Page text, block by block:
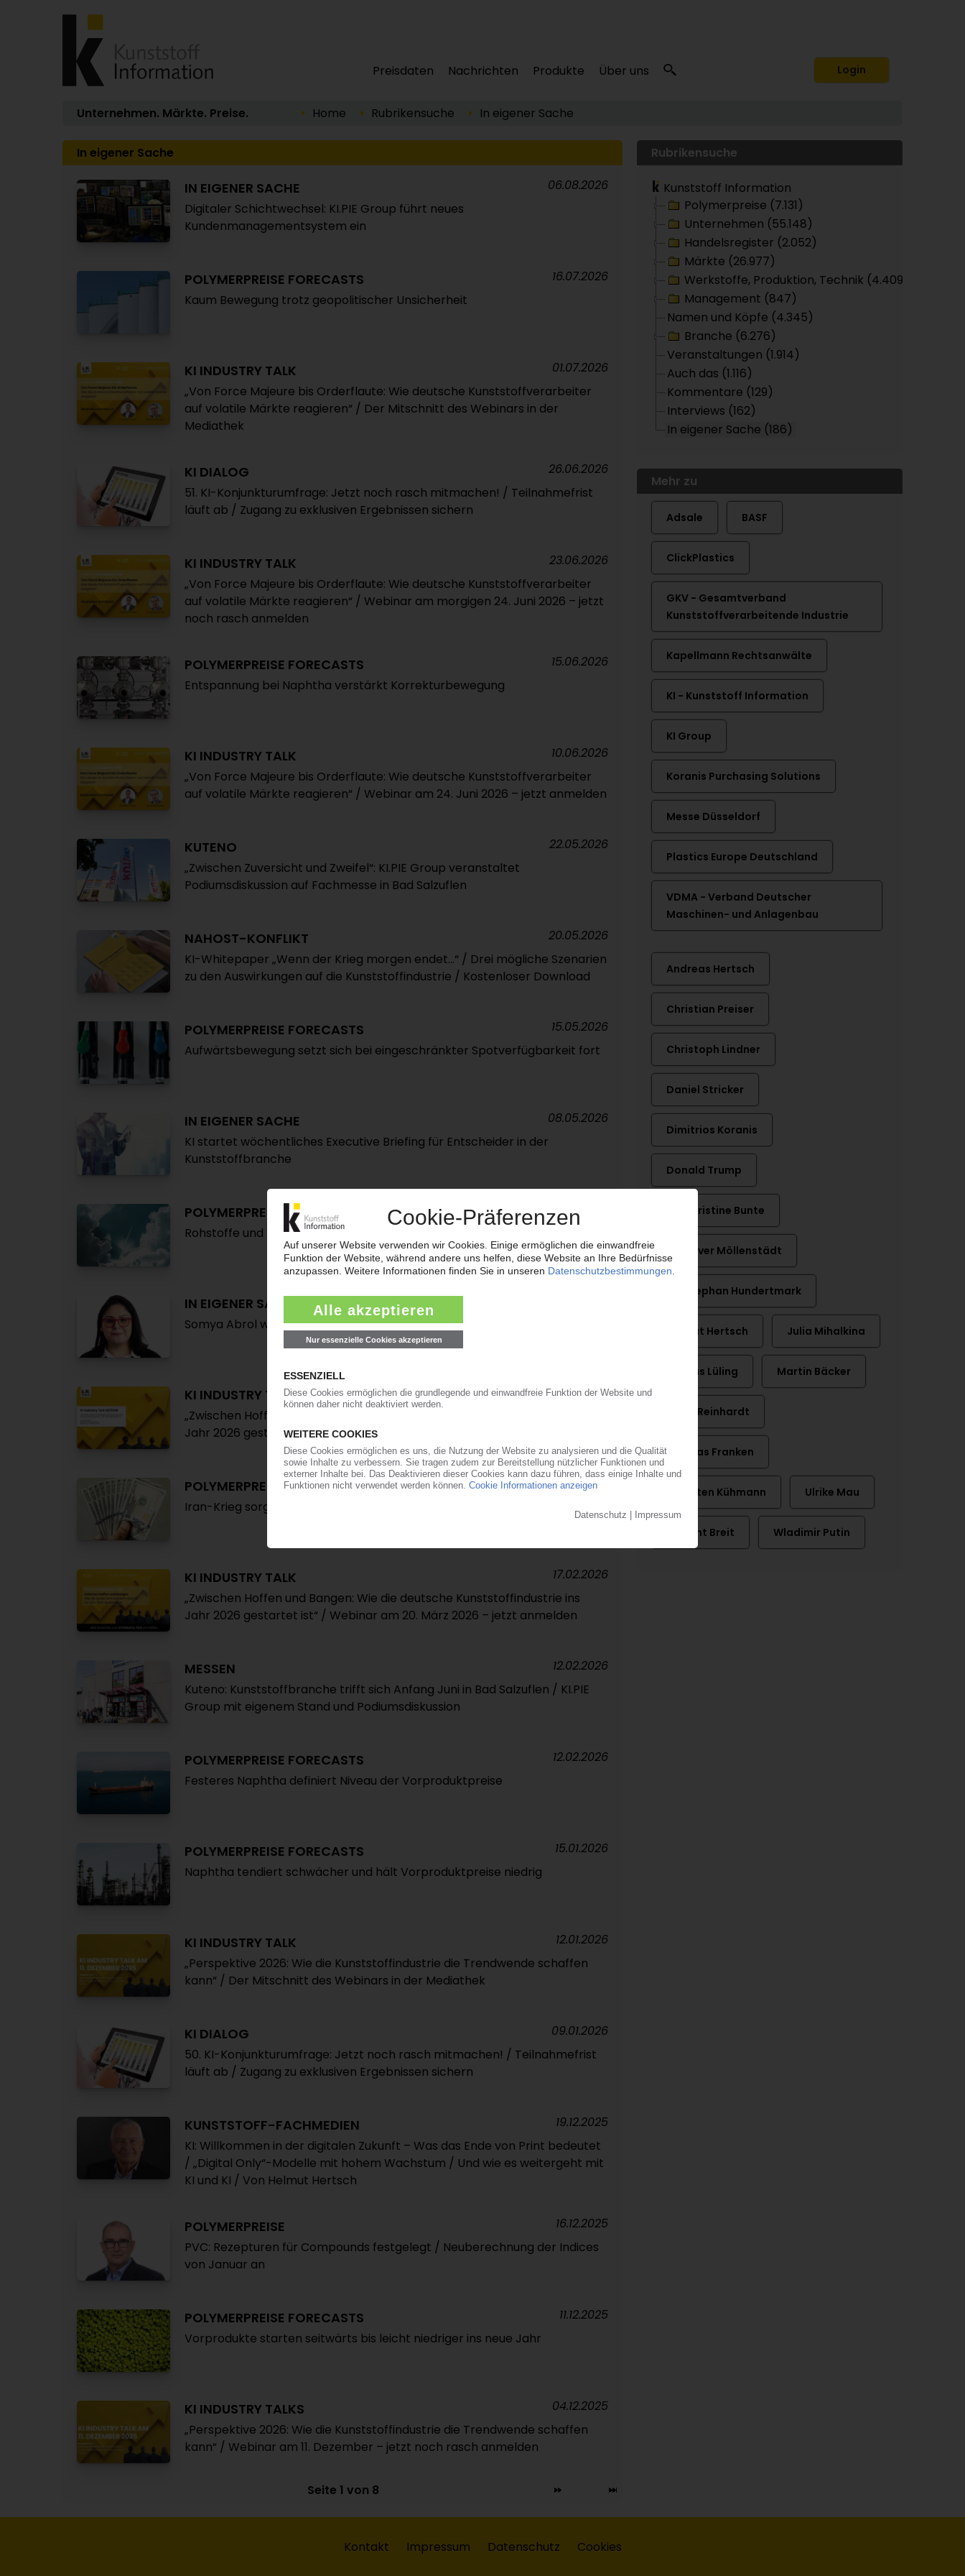
Preisdaten Nachrichten Produkte Über uns Login
Unternehmen. Märkte. Preise. Home Rubrikensuche In eigener Sache
In eigener Sache
IN EIGENER SACHE
Digitaler Schichtwechsel: KI.PIE Group führt neues
Kundenmanagementsystem ein
06.08.2026
POLYMERPREISE FORECASTS
Kaum Bewegung trotz geopolitischer Unsicherheit
16.07.2026
KI INDUSTRY TALK
„Von Force Majeure bis Orderflaute: Wie deutsche Kunststoffverarbeiter
auf volatile Märkte reagieren“ / Der Mitschnitt des Webinars in der
Mediathek
01.07.2026
KI DIALOG
51. KI-Konjunkturumfrage: Jetzt noch rasch mitmachen! / Teilnahmefrist
läuft ab / Zugang zu exklusiven Ergebnissen sichern
26.06.2026
KI INDUSTRY TALK
„Von Force Majeure bis Orderflaute: Wie deutsche Kunststoffverarbeiter
auf volatile Märkte reagieren“ / Webinar am morgigen 24. Juni 2026 – jetzt
noch rasch anmelden
23.06.2026
POLYMERPREISE FORECASTS
Entspannung bei Naphtha verstärkt Korrekturbewegung
15.06.2026
KI INDUSTRY TALK
„Von Force Majeure bis Orderflaute: Wie deutsche Kunststoffverarbeiter
auf volatile Märkte reagieren“ / Webinar am 24. Juni 2026 – jetzt anmelden
10.06.2026
KUTENO
„Zwischen Zuversicht und Zweifel“: KI.PIE Group veranstaltet
Podiumsdiskussion auf Fachmesse in Bad Salzuflen
22.05.2026
NAHOST-KONFLIKT
KI-Whitepaper „Wenn der Krieg morgen endet...“ / Drei mögliche Szenarien
zu den Auswirkungen auf die Kunststoffindustrie / Kostenloser Download
20.05.2026
POLYMERPREISE FORECASTS
Aufwärtsbewegung setzt sich bei eingeschränkter Spotverfügbarkeit fort
15.05.2026
IN EIGENER SACHE
KI startet wöchentliches Executive Briefing für Entscheider in der
Kunststoffbranche
08.05.2026
POLYMERPREISE FORECASTS
Rohstoffe und Vorprodukte weiter im Aufwärtstrend
16.04.2026
IN EIGENER SACHE
Somya Abrol wird Chefredakteurin von Plastics Information Europe
KI INDUSTRY TALK
„Zwischen Hoffen und Bangen: Wie die deutsche Kunststoffindustrie ins
Jahr 2026 gestartet ist“ / Der Mitschnitt des Webinars in der KI-Mediathek
26.03.2026
POLYMERPREISE FORECASTS
Iran-Krieg sorgt für Preisanstieg bei den Vorprodukten
13.03.2026
KI INDUSTRY TALK
„Zwischen Hoffen und Bangen: Wie die deutsche Kunststoffindustrie ins
Jahr 2026 gestartet ist“ / Webinar am 20. März 2026 – jetzt anmelden
17.02.2026
MESSEN
Kuteno: Kunststoffbranche trifft sich Anfang Juni in Bad Salzuflen / KI.PIE
Group mit eigenem Stand und Podiumsdiskussion
12.02.2026
POLYMERPREISE FORECASTS
Festeres Naphtha definiert Niveau der Vorproduktpreise
12.02.2026
POLYMERPREISE FORECASTS
Naphtha tendiert schwächer und hält Vorproduktpreise niedrig
15.01.2026
KI INDUSTRY TALK
„Perspektive 2026: Wie die Kunststoffindustrie die Trendwende schaffen
kann“ / Der Mitschnitt des Webinars in der Mediathek
12.01.2026
KI DIALOG
50. KI-Konjunkturumfrage: Jetzt noch rasch mitmachen! / Teilnahmefrist
läuft ab / Zugang zu exklusiven Ergebnissen sichern
09.01.2026
KUNSTSTOFF-FACHMEDIEN
KI: Willkommen in der digitalen Zukunft – Was das Ende von Print bedeutet
/ „Digital Only“-Modelle mit hohem Wachstum / Und wie es weitergeht mit
KI und KI / Von Helmut Hertsch
19.12.2025
POLYMERPREISE
PVC: Rezepturen für Compounds festgelegt / Neuberechnung der Indices
von Januar an
16.12.2025
POLYMERPREISE FORECASTS
Vorprodukte starten seitwärts bis leicht niedriger ins neue Jahr
11.12.2025
KI INDUSTRY TALKS
„Perspektive 2026: Wie die Kunststoffindustrie die Trendwende schaffen
kann“ / Webinar am 11. Dezember – jetzt noch rasch anmelden
04.12.2025
Seite 1 von 8
Rubrikensuche
Kunststoff Information
Polymerpreise (7.131)
Unternehmen (55.148)
Handelsregister (2.052)
Märkte (26.977)
Werkstoffe, Produktion, Technik (4.409)
Management (847)
Namen und Köpfe (4.345)
Branche (6.276)
Veranstaltungen (1.914)
Auch das (1.116)
Kommentare (129)
Interviews (162)
In eigener Sache (186)
Mehr zu
Adsale BASF
ClickPlastics
GKV - Gesamtverband
Kunststoffverarbeitende Industrie
Kapellmann Rechtsanwälte
KI - Kunststoff Information
KI Group
Koranis Purchasing Solutions
Messe Düsseldorf
Plastics Europe Deutschland
VDMA - Verband Deutscher
Maschinen- und Anlagenbau
Andreas Hertsch
Christian Preiser
Christoph Lindner
Daniel Stricker
Dimitrios Koranis
Donald Trump
Dr. Christine Bunte
Dr. Oliver Möllenstädt
Dr. Stephan Hundertmark
Helmut Hertsch Julia Mihalkina
Markus Lüling Martin Bäcker
Peter Reinhardt
Thomas Franken
Thorsten Kühmann Ulrike Mau
Vincent Breit Wladimir Putin
Kontakt Impressum Datenschutz Cookies